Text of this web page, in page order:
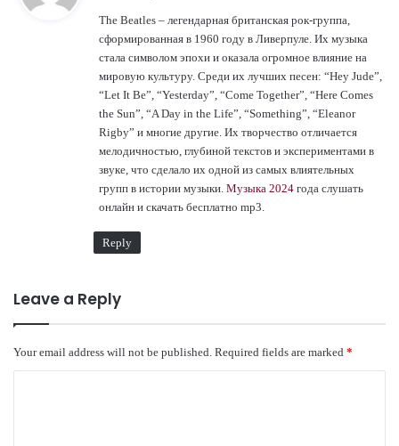
s
:
The Beatles – легендарная британская рок-группа,
сформированная в 1960 году в Ливерпуле. Их музыка
стала символом эпохи и оказала огромное влияние на
мировую культуру. Среди их лучших песен: “Hey Jude”,
“Let It Be”, “Yesterday”, “Come Together”, “Here Comes
the Sun”, “A Day in the Life”, “Something”, “Eleanor
Rigby” и многие другие. Их творчество отличается
мелодичностью, глубиной текстов и экспериментами в
звуке, что сделало их одной из самых влиятельных
групп в истории музыки. Музыка 2024 года слушать
онлайн и скачать бесплатно mp3.
Reply
Leave a Reply
Your email address will not be published. Required fields are marked *